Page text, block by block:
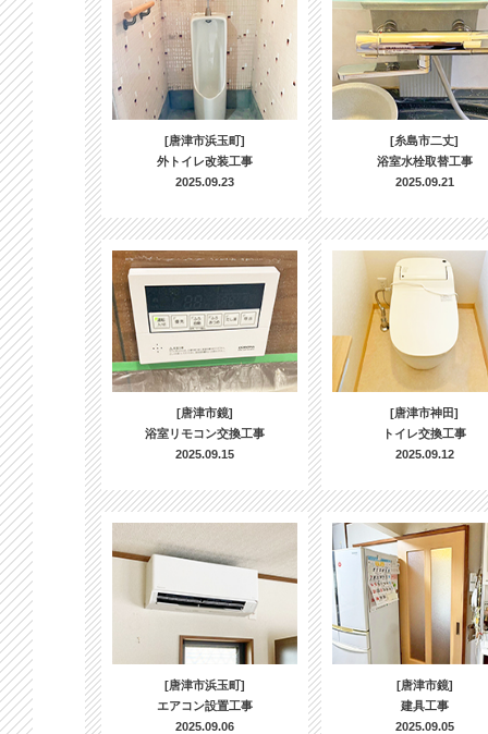
[唐津市浜玉町]
外トイレ改装工事
2025.09.23
[糸島市二丈]
浴室水栓取替工事
2025.09.21
[唐津市鏡]
浴室リモコン交換工事
2025.09.15
[唐津市神田]
トイレ交換工事
2025.09.12
[唐津市浜玉町]
エアコン設置工事
2025.09.06
[唐津市鏡]
建具工事
2025.09.05